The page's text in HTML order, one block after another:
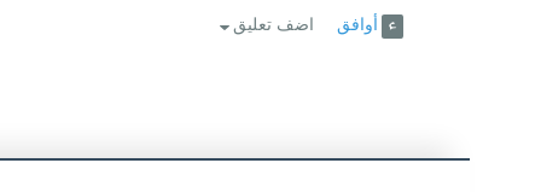
أوافق اضف تعليق